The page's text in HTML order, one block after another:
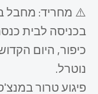
⚠️ מחריד: מחבל
בכניסה לבית
כיפור, היום
נוטרל.